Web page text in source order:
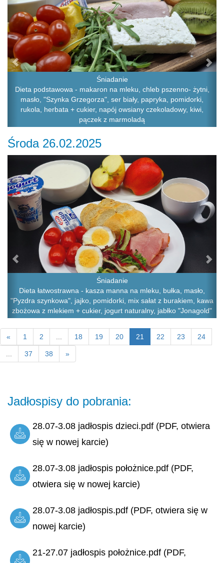
Śniadanie
Dieta podstawowa - makaron na mleku, chleb pszenno- żytni,
masło, "Szynka Grzegorza", ser biały, papryka, pomidorki,
rukola, herbata + cukier, napój owsiany czekoladowy, kiwi,
pączek z marmoladą
Środa 26.02.2025
Śniadanie
Dieta łatwostrawna - kasza manna na mleku, bułka, masło,
"Pyzdra szynkowa", jajko, pomidorki, mix sałat z burakiem, kawa
zbożowa z mlekiem + cukier, jogurt naturalny, jabłko "Jonagold"
Previous
« 1 2 18 19 20 21 22 23 24
37 38 »
Jadłospisy do pobrania:
28.07-3.08 jadłospis dzieci.pdf (PDF, otwiera
się w nowej karcie)
28.07-3.08 jadłospis położnice.pdf (PDF,
otwiera się w nowej karcie)
28.07-3.08 jadłospis.pdf (PDF, otwiera się w
nowej karcie)
21-27.07 jadłospis położnice.pdf (PDF,